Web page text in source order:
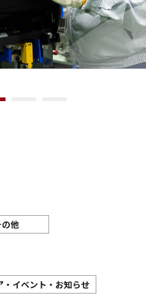
の他
・イベント・お知らせ